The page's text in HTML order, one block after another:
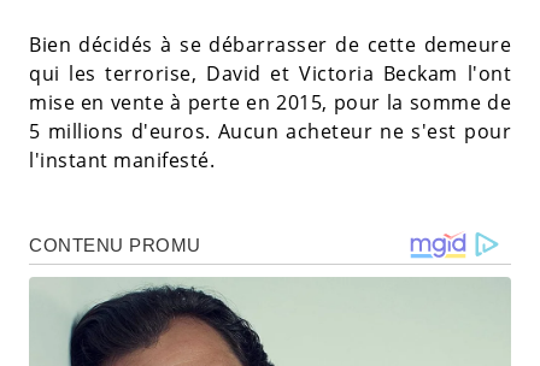
Bien décidés à se débarrasser de cette demeure
qui les terrorise, David et Victoria Beckam l'ont
mise en vente à perte en 2015, pour la somme de
5 millions d'euros. Aucun acheteur ne s'est pour
l'instant manifesté.